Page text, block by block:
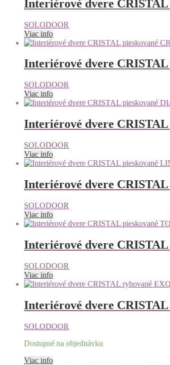
Interiérové dvere CRISTAL
SOLODOOR
Viac info
Interiérové dvere CRISTAL
SOLODOOR
Viac info
Interiérové dvere
SOLODOOR
Viac info
Interiérové dvere
SOLODOOR
Viac info
Interiérové dvere
SOLODOOR
Viac info
Interiérové dvere
SOLODOOR
Dostupné na objednávku
Viac info